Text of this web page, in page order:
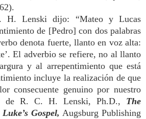
Lenski dijo: “Mateo y Lucas
de [Pedro] con dos palabras
denota fuerte, llanto en voz alta:
El adverbio se refiere, no al llanto
y al arrepentimiento que está
incluye la realización de que
consecuente genuino por nuestro
de R. C. H. Lenski, Ph.D., The
Gospel, Augsburg Publishing